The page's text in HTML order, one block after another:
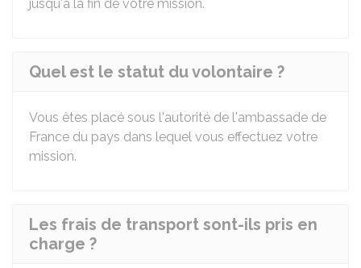
jusqu'à la fin de votre mission.
Quel est le statut du volontaire ?
Vous êtes placé sous l'autorité de l'ambassade de
France du pays dans lequel vous effectuez votre
mission.
Les frais de transport sont-ils pris en
charge ?